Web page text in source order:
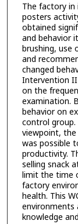
The factory
posters
obtained
and behavior
brushing,
and
changed
Intervention II
on the
examination.
behavior on
control group.
viewpoint,
was possible
productivity.
selling snack
limit the time
factory
health. This
environments
knowledge